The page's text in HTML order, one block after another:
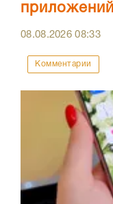
08.08.202608:33
Комментарии